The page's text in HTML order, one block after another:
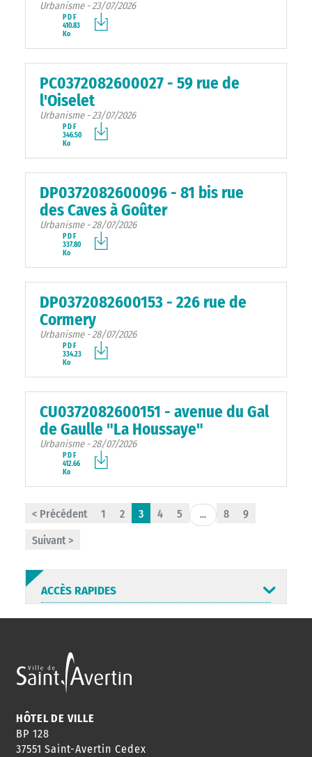
Urbanisme - 23/07/2026
PDF
410.83
Ko
PC0372082600027 - 59 rue de
l'Oiselet
Urbanisme - 23/07/2026
PDF
346.50
Ko
DP0372082600096 - 81 bis rue
des Caves à Goûter
Urbanisme - 28/07/2026
PDF
337.80
Ko
DP0372082600153 - 226 rue de
Cormery
Urbanisme - 28/07/2026
PDF
334.23
Ko
CU0372082600151 - avenue du Gal
de Gaulle "La Houssaye"
Urbanisme - 28/07/2026
PDF
412.66
Ko
< Précédent 1 2 3 4 5 ... 8
9
Suivant >
ACCÈS RAPIDES
ANNUAIRE
HORAIRES
HÔTEL DE VILLE
BP 128
37551 Saint-Avertin Cedex